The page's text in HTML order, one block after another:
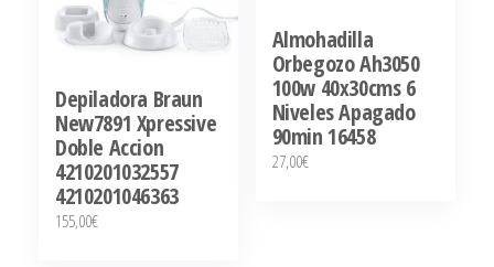
Depiladora Braun
New7891 Xpressive
Doble Accion
4210201032557
4210201046363
155,00€
Almohadilla
Orbegozo Ah3050
100w 40x30cms 6
Niveles Apagado
90min 16458
27,00€